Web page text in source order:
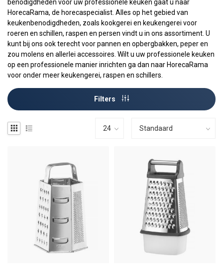
benodigdheden voor uw professionele keuken gaat u naar
HorecaRama, de horecaspecialist. Alles op het gebied van
keukenbenodigdheden, zoals kookgerei en keukengerei voor
roeren en schillen, raspen en persen vindt u in ons assortiment. U
kunt bij ons ook terecht voor pannen en opbergbakken, peper en
zou molens en allerlei accessoires. Wilt u uw professionele keuken
op een professionele manier inrichten ga dan naar HorecaRama
voor onder meer keukengerei, raspen en schillers.
Filters